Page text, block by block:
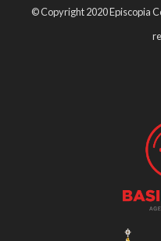
© Copyright 2020 Episcopia